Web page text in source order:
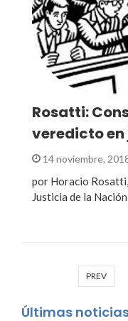
Rosatti:
veredicto
14 noviembre,
por Horacio
Justicia de la Nación
PREV
Últimas